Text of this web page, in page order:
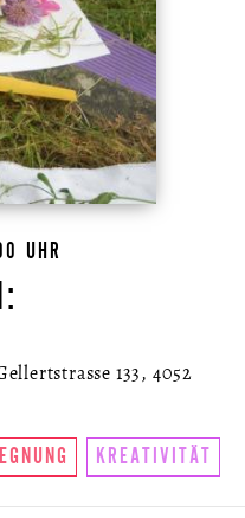
UHR
133, 4052
KREATIVITÄT